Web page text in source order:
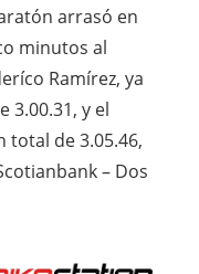
arrasó en
minutos al
Ramírez, ya
3.00.31, y el
total de 3.05.46,
– Dos